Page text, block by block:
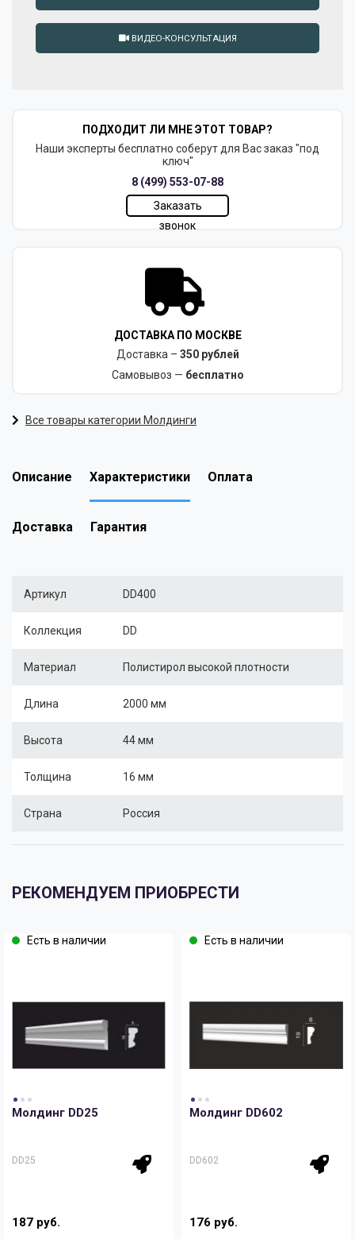
ВИДЕО-КОНСУЛЬТАЦИЯ
ПОДХОДИТ ЛИ МНЕ ЭТОТ ТОВАР?
Наши эксперты бесплатно соберут для Вас заказ "под
ключ"
8 (499) 553-07-88
Заказать
звонок
ДОСТАВКА ПО МОСКВЕ
Доставка – 350 рублей
Самовывоз — бесплатно
Все товары категории Молдинги
Описание Характеристики Оплата
Доставка Гарантия
Артикул DD400
Коллекция DD
Материал Полистирол высокой плотности
Длина 2000 мм
Высота 44 мм
Толщина 16 мм
Страна Россия
РЕКОМЕНДУЕМ ПРИОБРЕСТИ
Есть в наличии
Молдинг DD25
DD25
187 руб.
Есть в наличии
Молдинг DD602
DD602
176 руб.